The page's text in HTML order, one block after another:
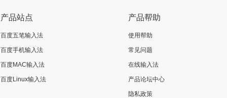
产品站点
百度五笔输入法
百度手机输入法
百度MAC输入法
百度Linux输入法
产品帮助
使用帮助
常见问题
在线输入法
产品论坛中心
隐私政策